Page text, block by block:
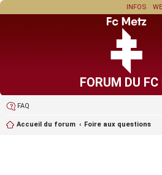
INFOS
FORUM DU
FAQ
Accueil du forum Foire aux questions